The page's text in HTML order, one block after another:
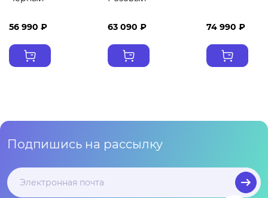
56 990 ₽ 63 090 ₽ 74 990 ₽
Подпишись на рассылку